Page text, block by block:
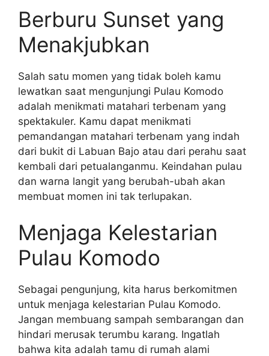
Berburu Sunset yang
Menakjubkan
Salah satu momen yang tidak boleh kamu
lewatkan saat mengunjungi Pulau Komodo
adalah menikmati matahari terbenam yang
spektakuler. Kamu dapat menikmati
pemandangan matahari terbenam yang indah
dari bukit di Labuan Bajo atau dari perahu saat
kembali dari petualanganmu. Keindahan pulau
dan warna langit yang berubah-ubah akan
membuat momen ini tak terlupakan.
Menjaga Kelestarian
Pulau Komodo
Sebagai pengunjung, kita harus berkomitmen
untuk menjaga kelestarian Pulau Komodo.
Jangan membuang sampah sembarangan dan
hindari merusak terumbu karang. Ingatlah
bahwa kita adalah tamu di rumah alami